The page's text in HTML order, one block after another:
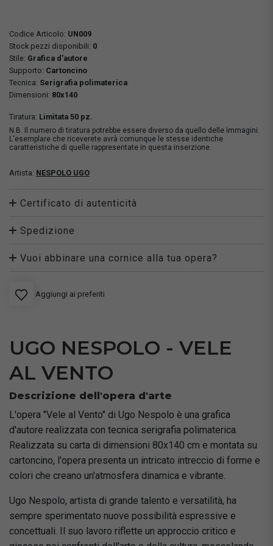
Codice Articolo: UN009
Stock pezzi disponibili: 0
Stile: Grafica d'autore
Supporto: Cartoncino
Tecnica: Serigrafia polimaterica
Dimensioni: 80x140
Tiratura: Limitata 50 pz.
N.B. Il numero di tiratura potrebbe essere diverso da quello delle immagini.
L'esemplare che riceverete avrà comunque le stesse identiche
caratteristiche di quelle rappresentate in questa inserzione.
Artista: NESPOLO UGO
Certificato di autenticità
Spedizione
Vuoi abbinare una cornice alla tua opera?
Aggiungi ai preferiti
UGO NESPOLO - VELE
AL VENTO
Descrizione dell'opera d'arte
L'opera "Vele al Vento" di Ugo Nespolo è una grafica
d'autore realizzata con tecnica serigrafia polimaterica.
Realizzata su carta di dimensioni 80x140 cm e montata su
cartoncino, l'opera presenta un intricato intreccio di forme e
colori che creano un'atmosfera dinamica e vibrante.
Ugo Nespolo, artista di grande talento e versatilità, ha
sempre sperimentato nuove possibilità espressive e
concettuali. Il suo lavoro riflette un approccio critico e